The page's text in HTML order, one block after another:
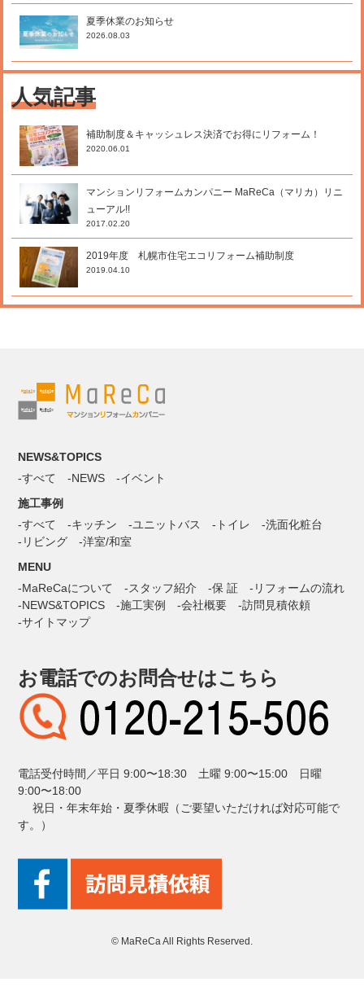
夏季休業のお知らせ
2026.08.03
人気記事
補助制度＆キャッシュレス決済でお得にリフォーム！
2020.06.01
マンションリフォームカンパニー MaReCa（マリカ）リニ
ューアル!!
2017.02.20
2019年度 札幌市住宅エコリフォーム補助制度
2019.04.10
NEWS&TOPICS
すべて
NEWS
イベント
施工事例
すべて
キッチン ユニットバス トイレ
洗面化粧台
リビング
洋室/和室
MENU
MaReCaについて
スタッフ紹介 保 証
リフォームの流れ
NEWS&TOPICS
施工実例 会社概要
訪問見積依頼
サイトマップ
お電話でのお問合せはこちら
電話受付時間／平日 9:00〜18:30 土曜 9:00〜15:00 日曜
9:00〜18:00
祝日・年末年始・夏季休暇（ご要望いただければ対応可能で
す。）
© MaReCa All Rights Reserved.